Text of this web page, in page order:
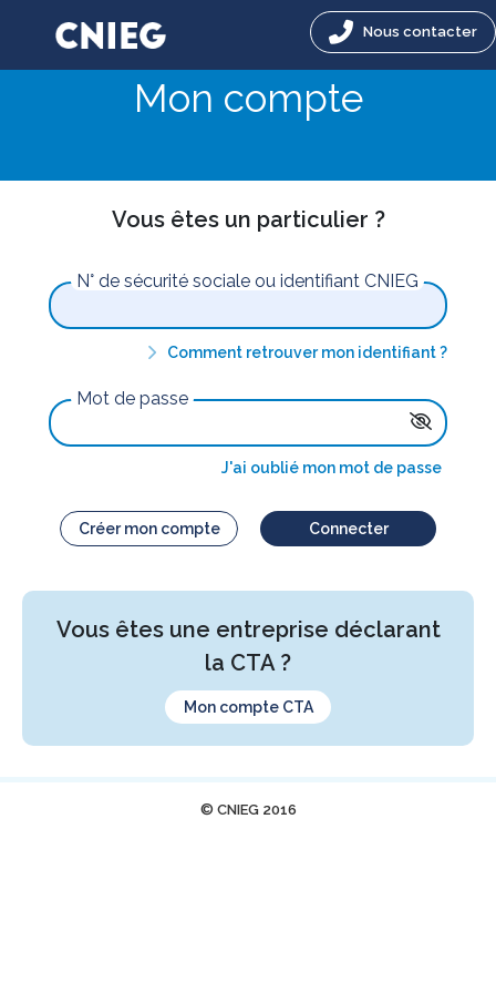
Nous contacter
Mon compte
Vous êtes un particulier ?
N° de sécurité sociale ou identifiant CNIEG
Comment retrouver mon identifiant ?
Mot de passe
J'ai oublié mon mot de passe
Créer mon compte Connecter
Vous êtes une entreprise déclarant
la CTA ?
Mon compte CTA
© CNIEG 2016